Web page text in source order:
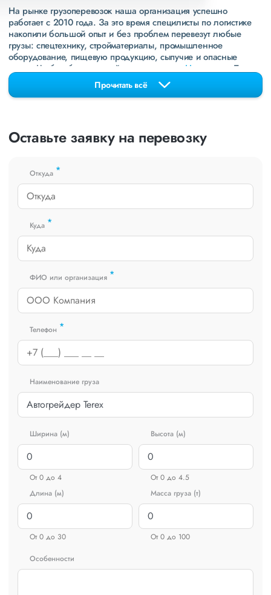
На рынке грузоперевозок наша организация успешно
работает с 2010 года. За это время специлисты по логистике
накопили большой опыт и без проблем перевезут любые
грузы: спецтехнику, стройматериалы, промышленное
оборудование, пищевую продукцию, сыпучие и опасные
грузы. Чтобы убедиться зайдите в раздел
«Наш опыт»
. Там
свежие примеры перевозок, которые обновляются несколько
раз в неделю. Также недавно мы запустили новые
направления вДНРиЛНР. Предоставляем все стандартные
экспедирование. За каждым клиентом закреплен менеджер,
который сообщит о текущем статусе вашего груза. Чтобы
сайте или звоните по номеру
РФ).
Прочитать всё
Оставьте заявку на перевозку
Откуда *
Куда *
ФИО или организация *
Телефон *
Наименование груза
Ширина (м)
От 0 до 4
Высота (м)
От 0 до 4.5
Длина (м)
От 0 до 30
Масса груза (т)
От 0 до 100
Особенности